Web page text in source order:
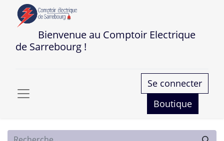
Bienvenue au Comptoir Electrique
de Sarrebourg !
Se connecter
Boutique